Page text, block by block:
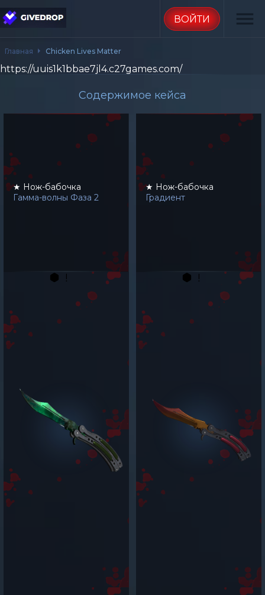
ВОЙТИ menu
Главная Chicken Lives Matter
https://uuis1k1bbae7jl4.c27games.com/
Содержимое кейса
★ Нож-бабочка
Гамма-волны Фаза 2
★ Нож-бабочка
Градиент